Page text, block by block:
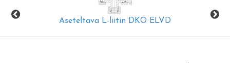
Aseteltava L-liitin DKO ELVD